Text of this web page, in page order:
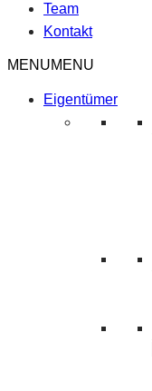
Team
Kontakt
MENUMENU
Eigentümer